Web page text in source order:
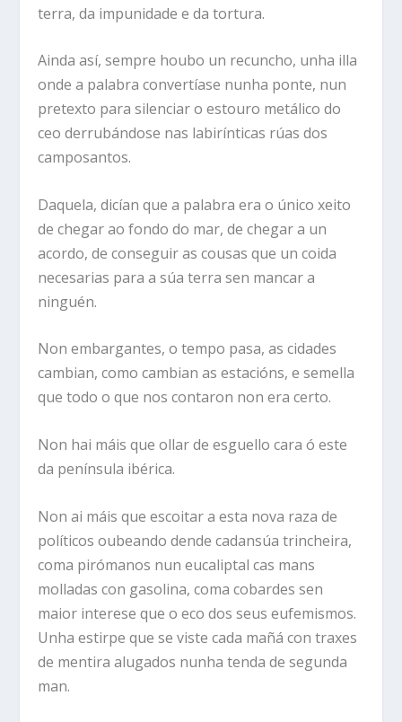
terra, da impunidade e da tortura.
Ainda así, sempre houbo un recuncho, unha illa
onde a palabra convertíase nunha ponte, nun
pretexto para silenciar o estouro metálico do
ceo derrubándose nas labirínticas rúas dos
camposantos.
Daquela, dicían que a palabra era o único xeito
de chegar ao fondo do mar, de chegar a un
acordo, de conseguir as cousas que un coida
necesarias para a súa terra sen mancar a
ninguén.
Non embargantes, o tempo pasa, as cidades
cambian, como cambian as estacións, e semella
que todo o que nos contaron non era certo.
Non hai máis que ollar de esguello cara ó este
da península ibérica.
Non ai máis que escoitar a esta nova raza de
políticos oubeando dende cadansúa trincheira,
coma pirómanos nun eucaliptal cas mans
molladas con gasolina, coma cobardes sen
maior interese que o eco dos seus eufemismos.
Unha estirpe que se viste cada mañá con traxes
de mentira alugados nunha tenda de segunda
man.